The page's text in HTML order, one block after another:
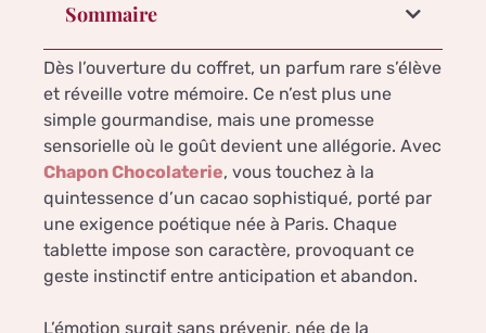
Sommaire
Dès l’ouverture du coffret, un parfum rare s’élève
et réveille votre mémoire. Ce n’est plus une
simple gourmandise, mais une promesse
sensorielle où le goût devient une allégorie. Avec
Chapon Chocolaterie, vous touchez à la
quintessence d’un cacao sophistiqué, porté par
une exigence poétique née à Paris. Chaque
tablette impose son caractère, provoquant ce
geste instinctif entre anticipation et abandon.
L’émotion surgit sans prévenir, née de la